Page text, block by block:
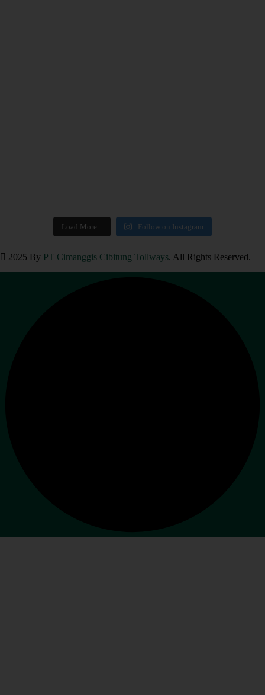
Load More... Follow on Instagram
2025 By PT Cimanggis Cibitung Tollways. All Rights Reserved.